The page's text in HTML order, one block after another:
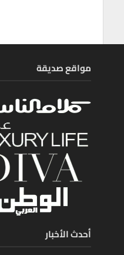
مواقع صديقة
أحدث الأخبار